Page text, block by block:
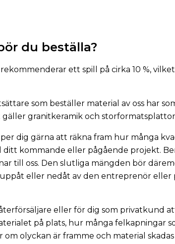
du beställa?
ett spill på cirka 10 %,
som beställer material av oss har
gäller granitkeramik och storformatsplattor
dig gärna att räkna fram hur många
ditt kommande eller pågående projekt.
till oss. Den slutliga mängden bör
eller nedåt av den entreprenör eller
eller för dig som privatkund
på plats, hur många felkapningar
olyckan är framme och material